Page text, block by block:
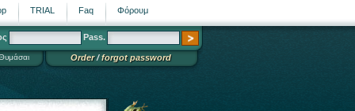
TRIAL Faq Φόρουμ
Pass.
Order/forgot password